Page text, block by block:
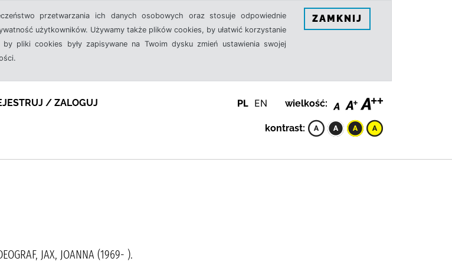
przetwarzania ich danych osobowych oraz stosuje odpowiednie
użytkowników. Używamy także plików cookies, by ułatwić korzystanie
pliki cookies były zapisywane na Twoim dysku zmień ustawienia swojej
ZAMKNIJ
/ ZALOGUJ PL EN wielkość:
kontrast:
JAX, JOANNA (1969- ).